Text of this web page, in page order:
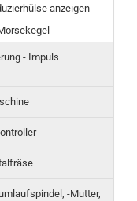
anzeigen
- Impuls
-Mutter,